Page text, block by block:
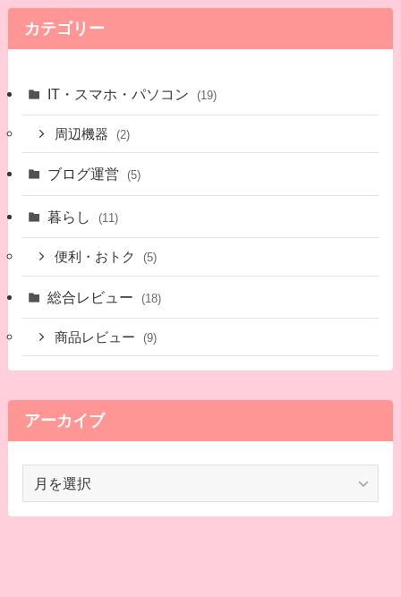
カテゴリー
IT・スマホ・パソコン (19)
周辺機器 (2)
ブログ運営 (5)
暮らし (11)
便利・おトク (5)
総合レビュー (18)
商品レビュー (9)
アーカイブ
カ